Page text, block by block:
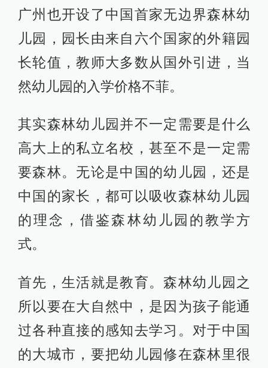
广州也开设了中国首家无边界森林幼
儿园，园长由来自六个国家的外籍园
长轮值，教师大多数从国外引进，当
然幼儿园的入学价格不菲。
其实森林幼儿园并不一定需要是什么
高大上的私立名校，甚至不是一定需
要森林。无论是中国的幼儿园，还是
中国的家长，都可以吸收森林幼儿园
的理念，借鉴森林幼儿园的教学方
式。
首先，生活就是教育。森林幼儿园之
所以要在大自然中，是因为孩子能通
过各种直接的感知去学习。对于中国
的大城市，要把幼儿园修在森林里很